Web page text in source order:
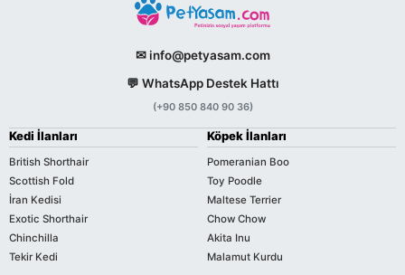
✉ info@petyasam.com
💬 WhatsApp Destek Hattı
(+90 850 840 90 36)
Kedi İlanları
British Shorthair
Scottish Fold
İran Kedisi
Exotic Shorthair
Chinchilla
Tekir Kedi
Köpek İlanları
Pomeranian Boo
Toy Poodle
Maltese Terrier
Chow Chow
Akita Inu
Malamut Kurdu